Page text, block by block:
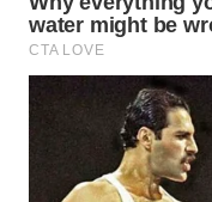
PURWAKARTA
WN
PRIANGAN
WN